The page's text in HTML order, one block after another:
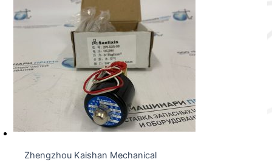
Zhengzhou Kaishan Mechanical